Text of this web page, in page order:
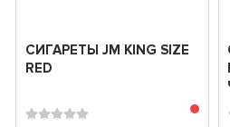
СИГАРЕТЫ JM KING SIZE
RED